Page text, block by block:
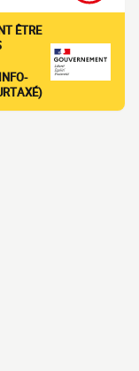
ÊTRE